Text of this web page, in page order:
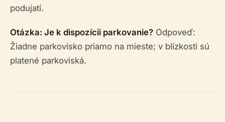
podujatí.
Otázka: Je k dispozícii parkovanie? Odpoveď:
Žiadne parkovisko priamo na mieste; v blízkosti sú
platené parkoviská.